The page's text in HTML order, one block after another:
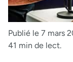
Publié le 7 mars
41 min de lect.